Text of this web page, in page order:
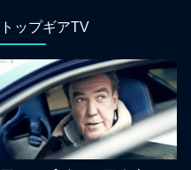
トップギアTV